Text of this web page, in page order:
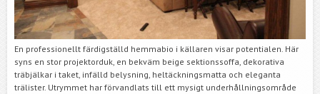
En professionellt färdigställd hemmabio i källaren visar potentialen. Här
syns en stor projektorduk, en bekväm beige sektionssoffa, dekorativa
träbjälkar i taket, infälld belysning, heltäckningsmatta och eleganta
trälister. Utrymmet har förvandlats till ett mysigt underhållningsområde